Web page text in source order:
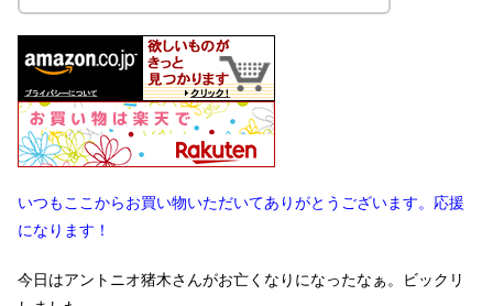
いつもここからお買い物いただいてありがとうございます。応援
になります！
今日はアントニオ猪木さんがお亡くなりになったなぁ。ビックリ